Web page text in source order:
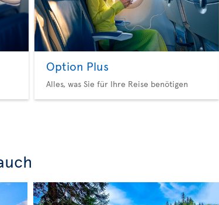
Option Plus
Alles, was Sie für Ihre Reise benötigen